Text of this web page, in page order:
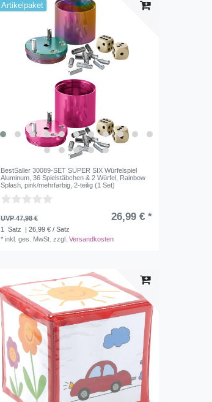
Artikelpaket
BestSaller 30089-SET SUPER SIX Würfelspiel
Aluminum, 36 Spielstäbchen & 2 Würfel, Rainbow
Splash, pink/mehrfarbig, 2-teilig (1 Set)
UVP 47,98 € 26,99 € *
1 Satz
| 26,99 € / Satz
*inkl. ges. MwSt. zzgl.Versandkosten